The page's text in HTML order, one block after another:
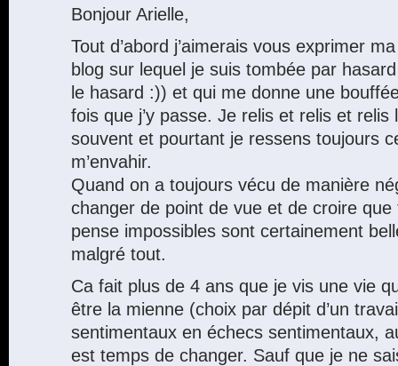
Bonjour Arielle,
Tout d’abord j’aimerais vous exprimer
blog sur lequel je suis tombée par
le hasard :)) et qui me donne une
fois que j’y passe. Je relis et relis et
souvent et pourtant je ressens toujours
m’envahir.
Quand on a toujours vécu de manière
changer de point de vue et de croire que
pense impossibles sont certainement
malgré tout.
Ca fait plus de 4 ans que je vis une vie
être la mienne (choix par dépit d’un
sentimentaux en échecs sentimentaux,
est temps de changer. Sauf que je ne